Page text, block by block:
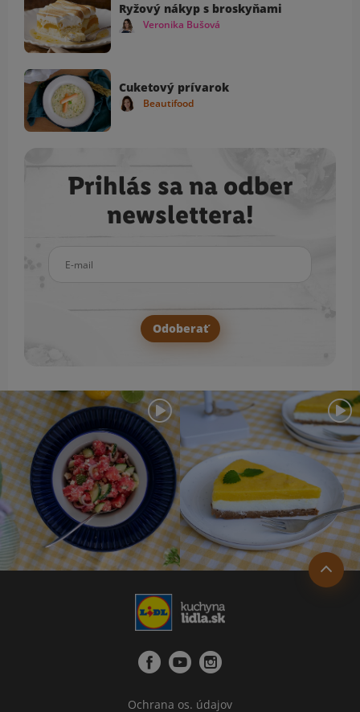
Ryžový nákyp s broskyňami
Veronika Bušová
Cuketový prívarok
Beautifood
Prihlás sa na odber
newslettera!
Odoberať
Ochrana os. údajov